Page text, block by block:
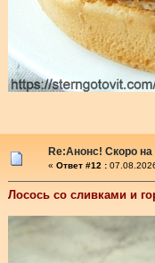
Re:Анонс! Скоро
« Ответ #12 :
Лосось со сливками и